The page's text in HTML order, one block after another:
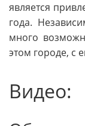
является
года.
много
этом городе, с
Видео: